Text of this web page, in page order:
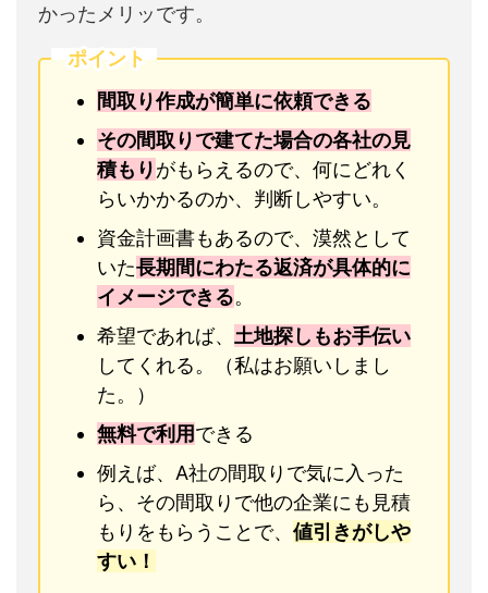
かったメリッです。
ポイント
間取り作成が簡単に依頼できる
その間取りで建てた場合の各社の見
積もりがもらえるので、何にどれく
らいかかるのか、判断しやすい。
資金計画書もあるので、漠然として
いた長期間にわたる返済が具体的に
イメージできる。
希望であれば、 土地探しもお手伝い
してくれる。（私はお願いしまし
た。）
無料で利用できる
例えば、A社の間取りで気に入った
ら、その間取りで他の企業にも見積
もりをもらうことで、 値引きがしや
すい！